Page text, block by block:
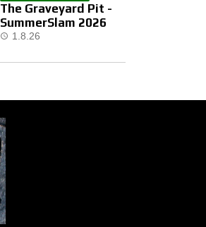
The Graveyard Pit -
SummerSlam 2026
1.8.26